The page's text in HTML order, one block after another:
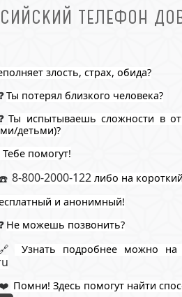
ТЕЛЕФОН
злость, страх, обида?
Ты потерял близкого человека?
Ты испытываешь сложности в
детьми)?
помогут!
8-800-2000-122 либо на
и анонимный!
Не можешь позвонить?
Узнать подробнее можно на
Помни! Здесь помогут найти